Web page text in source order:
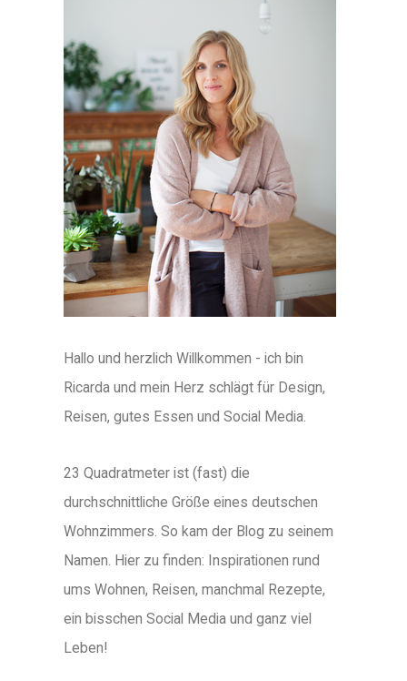
Hallo und herzlich Willkommen - ich bin
Ricarda und mein Herz schlägt für Design,
Reisen, gutes Essen und Social Media.
23 Quadratmeter ist (fast) die
durchschnittliche Größe eines deutschen
Wohnzimmers. So kam der Blog zu seinem
Namen. Hier zu finden: Inspirationen rund
ums Wohnen, Reisen, manchmal Rezepte,
ein bisschen Social Media und ganz viel
Leben!